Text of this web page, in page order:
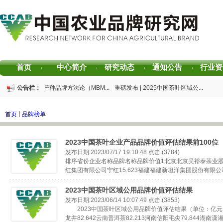
首页 | 中心简介 | 研究动态 | 通知公告 | 行业
公告栏：
重磅发布 | 芒种品牌方法论（MBM...
重磅发布 | 2025中国茶叶区域公...
首页 品牌榜单
2023中国茶叶企业产品品牌价值评估结果前100位
发布日期:2023/07/17 19:10:48 点击:(3784)
排序省份企业名称品牌名称品牌价值1北京北京吴裕泰茶业
红集团有限公司宁红15.623福建福建新坦洋集团股份有限
2023中国茶叶区域公用品牌价值评估结果
发布日期:2023/06/14 10:07:49 点击:(3853)
2023中国茶叶区域公用品牌价值评估结果（单位：亿元
龙井82.642云南普洱茶82.213河南信阳毛尖79.844湖南潇